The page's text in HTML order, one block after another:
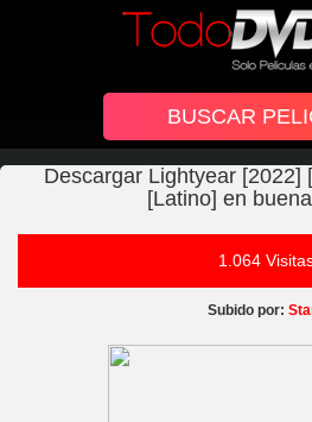
Descargar Lightyear [2022]
[Latino] en
1.064
Subido por: